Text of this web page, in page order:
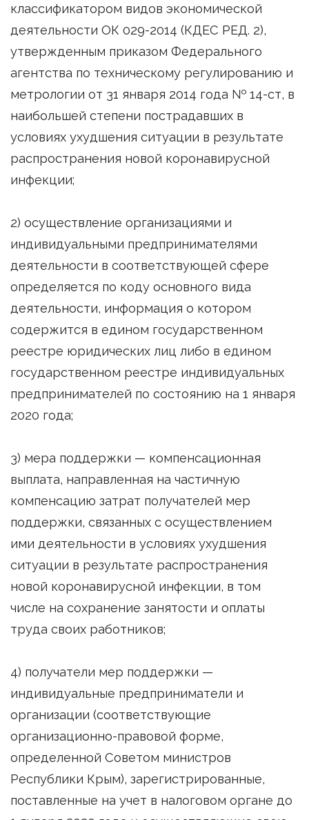
классификатором видов экономической
деятельности ОК 029-2014 (КДЕС РЕД. 2),
утвержденным приказом Федерального
агентства по техническому регулированию и
метрологии от 31 января 2014 года № 14-ст, в
наибольшей степени пострадавших в
условиях ухудшения ситуации в результате
распространения новой коронавирусной
инфекции;
2) осуществление организациями и
индивидуальными предпринимателями
деятельности в соответствующей сфере
определяется по коду основного вида
деятельности, информация о котором
содержится в едином государственном
реестре юридических лиц либо в едином
государственном реестре индивидуальных
предпринимателей по состоянию на 1 января
2020 года;
3) мера поддержки — компенсационная
выплата, направленная на частичную
компенсацию затрат получателей мер
поддержки, связанных с осуществлением
ими деятельности в условиях ухудшения
ситуации в результате распространения
новой коронавирусной инфекции, в том
числе на сохранение занятости и оплаты
труда своих работников;
4) получатели мер поддержки —
индивидуальные предприниматели и
организации (соответствующие
организационно-правовой форме,
определенной Советом министров
Республики Крым), зарегистрированные,
поставленные на учет в налоговом органе до